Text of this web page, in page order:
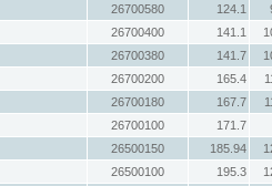
26700580 124.1
26700400 141.1
26700380 141.7
26700200 165.4
26700180 167.7
26700100
171.7
26500150 185.94
26500100 195.3